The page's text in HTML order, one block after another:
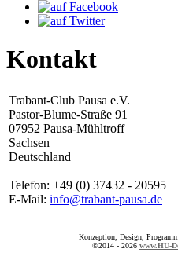
Kontakt
Trabant-Club Pausa e.V.
Pastor-Blume-Straße 91
07952 Pausa-Mühltroff
Sachsen
Deutschland
Telefon: +49 (0) 37432 - 20595
E-Mail: info@trabant-pausa.de
Konzeption, Design,
©2014 - 2026 www.HU-